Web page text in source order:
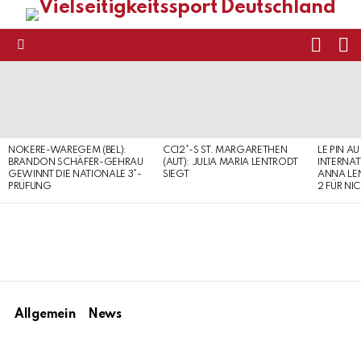
NOKERE-WAREGEM (BEL):
BRANDON SCHÄFER-GEHRAU
GEWINNT DIE NATIONALE 3*-
PRÜFUNG
CCI2*-S ST. MARGARETHEN
(AUT): JULIA MARIA LENTRODT
SIEGT
LE PIN
ANNA
2 FÜR
Allgemein News